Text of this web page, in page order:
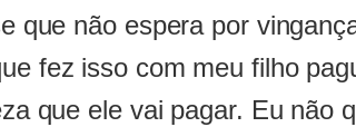
que não espera por
fez isso com meu filho
que ele vai pagar. Eu não